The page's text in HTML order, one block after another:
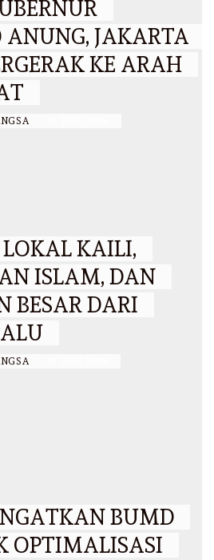
JAKARTA
KE ARAH
KAILI,
ISLAM, DAN
BESAR DARI
BUMD
OPTIMALISASI